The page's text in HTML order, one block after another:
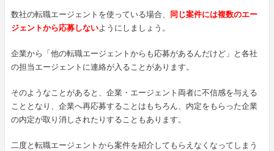
数社の転職エージェントを使っている場合、
同じ案件には複数のエー
ジェントから応募しないようにしましょう。
企業から「他の転職エージェントからも応募があるんだけど」と各社
の担当エージェントに連絡が入ることがあります。
そのようなことがあると、企業・エージェント両者に不信感を与える
こととなり、企業へ再応募することはもちろん、内定をもらった企業
の内定が取り消しされたりすることもあります。
二度と転職エージェントから案件を紹介してもらえなくなってしまう